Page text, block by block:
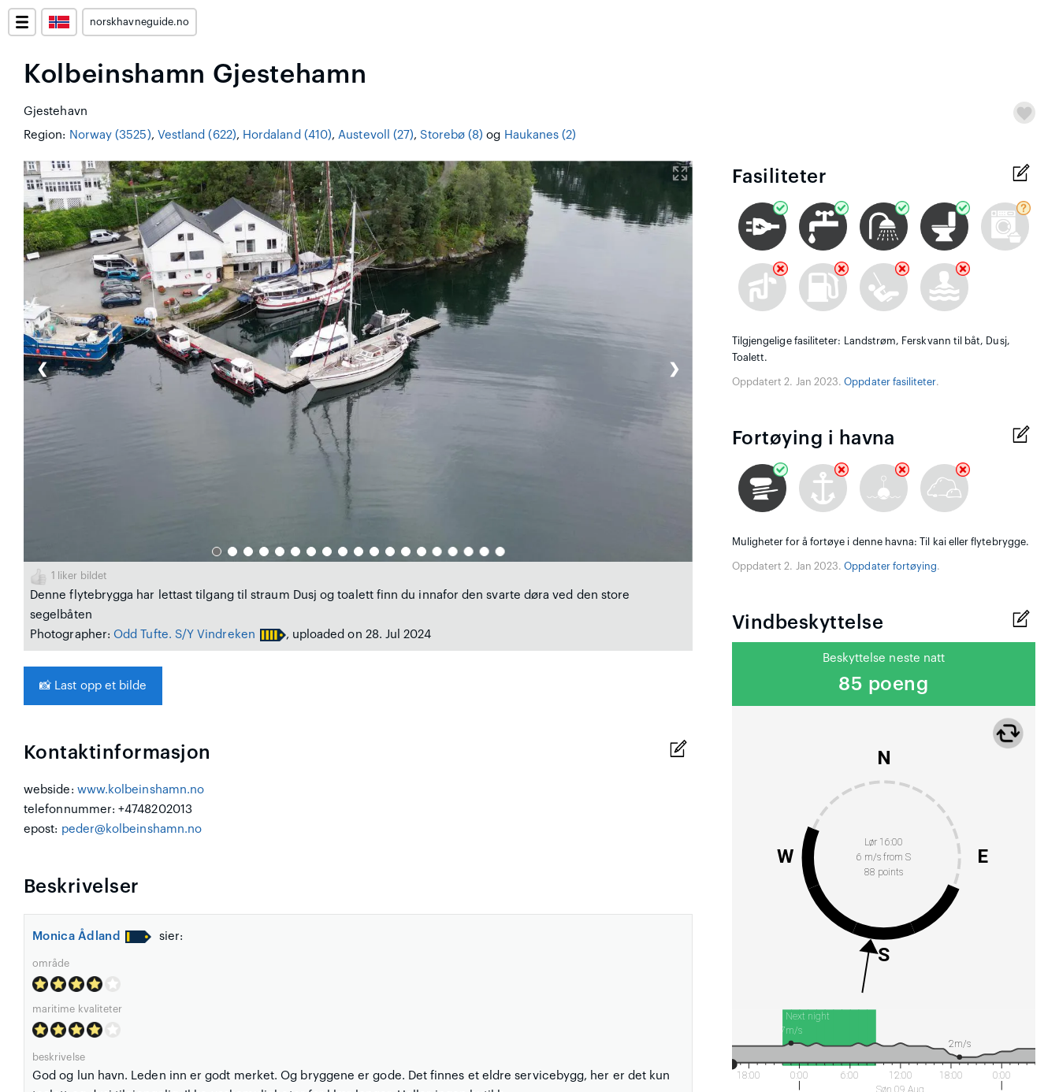
norskhavneguide.no
Kolbeinshamn Gjestehamn
Gjestehavn
Region: Norway (3525), Vestland (622), Hordaland (410),Austevoll (27), Storebø (8) og Haukanes (2)
❮ ❯
1 liker bildet
Denne flytebrygga har lettast tilgang til straum Dusj og toalett finn du innafor den svarte døra ved den store
segelbåten
Photographer:Odd Tufte. S/Y Vindreken , uploaded on 28. Jul 2024
📸 Last opp et bilde
Kontaktinformasjon
webside: www.kolbeinshamn.no
telefonnummer: +4748202013
epost: peder@kolbeinshamn.no
Beskrivelser
Monica Ådland sier:
område
maritime kvaliteter
beskrivelse
God og lun havn. Leden inn er godt merket. Og bryggene er gode. Det finnes et eldre servicebygg, her er det kun
Fasiliteter
Tilgjengelige fasiliteter: Landstrøm, Ferskvann til båt, Dusj,
Toalett.
Oppdatert 2. Jan 2023.Oppdater fasiliteter.
Fortøying i havna
Muligheter for å fortøye i denne havna: Til kai eller flytebrygge.
Oppdatert 2. Jan 2023.Oppdater fortøying.
Vindbeskyttelse
Beskyttelse neste natt
85 poeng
Lør 16:00
6 m/s from S
88 points
N
E
S
W
Next night
18:00 0:00 6:00
12:00
Søn 09 Aug
18:00 0:00
7m/s
2m/s